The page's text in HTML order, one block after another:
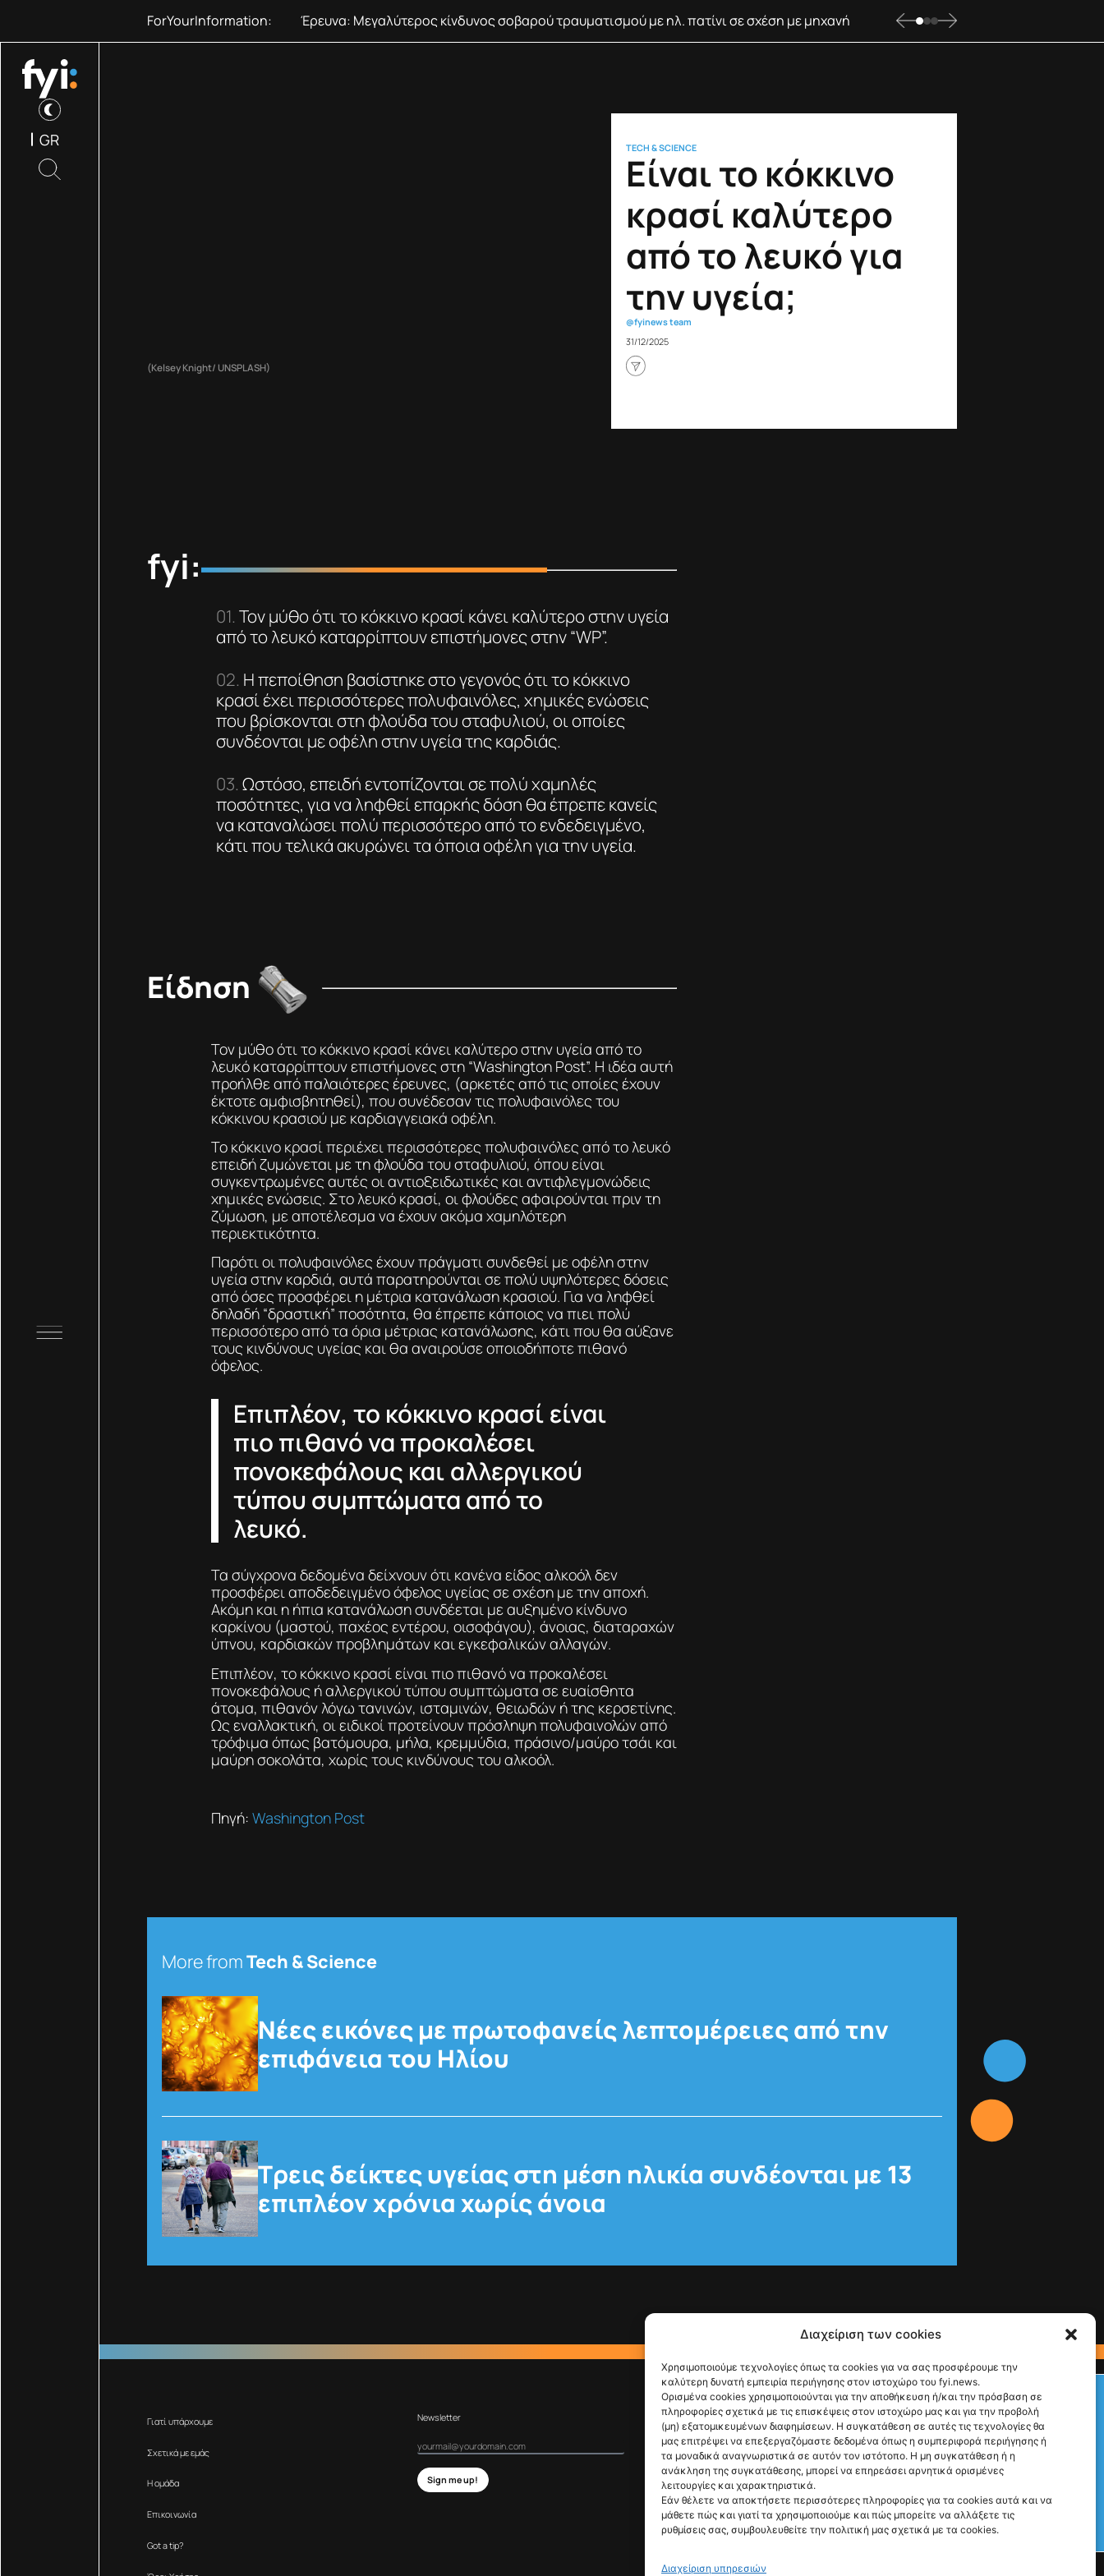
Διαχείριση των cookies
Χρησιμοποιούμε τεχνολογίες όπως τα cookies για να σας προσφέρουμε την
καλύτερη δυνατή εμπειρία περιήγησης στον ιστοχώρο του fyi.news.
Ορισμένα cookies χρησιμοποιούνται για την αποθήκευση ή/και την πρόσβαση σε
πληροφορίες σχετικά με τις επισκέψεις στον ιστοχώρο μας και για την προβολή
(μη) εξατομικευμένων διαφημίσεων. Η συγκατάθεση σε αυτές τις τεχνολογίες θα
μας επιτρέψει να επεξεργαζόμαστε δεδομένα όπως η συμπεριφορά περιήγησης ή
τα μοναδικά αναγνωριστικά σε αυτόν τον ιστότοπο. Η μη συγκατάθεση ή η
ανάκληση της συγκατάθεσης, μπορεί να επηρεάσει αρνητικά ορισμένες
λειτουργίες και χαρακτηριστικά.
Εάν θέλετε να αποκτήσετε περισσότερες πληροφορίες για τα cookies αυτά και να
μάθετε πώς και γιατί τα χρησιμοποιούμε και πώς μπορείτε να αλλάξετε τις
ρυθμίσεις σας, συμβουλευθείτε την πολιτική μας σχετικά με τα cookies.
Διαχείριση υπηρεσιών
Check This!
Γιατί Υπάρχουμε
GR
ForYourInformation: Έρευνα: Μεγαλύτερος κίνδυνος σοβαρού τραυματισμού με ηλ. πατίνι σε σχέση με μηχανή
(Kelsey Knight/ UNSPLASH)
TECH & SCIENCE
Είναι το κόκκινο
κρασί καλύτερο
από το λευκό για
την υγεία;
@fyinews team
31/12/2025
fyi:
Τον μύθο ότι το κόκκινο κρασί κάνει καλύτερο στην υγεία
από το λευκό καταρρίπτουν επιστήμονες στην “WP”.
Η πεποίθηση βασίστηκε στο γεγονός ότι το κόκκινο
κρασί έχει περισσότερες πολυφαινόλες, χημικές ενώσεις
που βρίσκονται στη φλούδα του σταφυλιού, οι οποίες
συνδέονται με οφέλη στην υγεία της καρδιάς.
Ωστόσο, επειδή εντοπίζονται σε πολύ χαμηλές
ποσότητες, για να ληφθεί επαρκής δόση θα έπρεπε κανείς
να καταναλώσει πολύ περισσότερο από το ενδεδειγμένο,
κάτι που τελικά ακυρώνει τα όποια οφέλη για την υγεία.
Είδηση
Τον μύθο ότι το κόκκινο κρασί κάνει καλύτερο στην υγεία από το
λευκό καταρρίπτουν επιστήμονες στη “Washington Post”. Η ιδέα αυτή
προήλθε από παλαιότερες έρευνες, (αρκετές από τις οποίες έχουν
έκτοτε αμφισβητηθεί), που συνέδεσαν τις πολυφαινόλες του
κόκκινου κρασιού με καρδιαγγειακά οφέλη.
Το κόκκινο κρασί περιέχει περισσότερες πολυφαινόλες από το λευκό
επειδή ζυμώνεται με τη φλούδα του σταφυλιού, όπου είναι
συγκεντρωμένες αυτές οι αντιοξειδωτικές και αντιφλεγμονώδεις
χημικές ενώσεις. Στο λευκό κρασί, οι φλούδες αφαιρούνται πριν τη
ζύμωση, με αποτέλεσμα να έχουν ακόμα χαμηλότερη
περιεκτικότητα.
Παρότι οι πολυφαινόλες έχουν πράγματι συνδεθεί με οφέλη στην
υγεία στην καρδιά, αυτά παρατηρούνται σε πολύ υψηλότερες δόσεις
από όσες προσφέρει η μέτρια κατανάλωση κρασιού. Για να ληφθεί
δηλαδή “δραστική” ποσότητα, θα έπρεπε κάποιος να πιει πολύ
περισσότερο από τα όρια μέτριας κατανάλωσης, κάτι που θα αύξανε
τους κινδύνους υγείας και θα αναιρούσε οποιοδήποτε πιθανό
όφελος.
Επιπλέον, το κόκκινο κρασί είναι
πιο πιθανό να προκαλέσει
πονοκεφάλους και αλλεργικού
τύπου συμπτώματα από το
λευκό.
Τα σύγχρονα δεδομένα δείχνουν ότι κανένα είδος αλκοόλ δεν
προσφέρει αποδεδειγμένο όφελος υγείας σε σχέση με την αποχή.
Ακόμη και η ήπια κατανάλωση συνδέεται με αυξημένο κίνδυνο
καρκίνου (μαστού, παχέος εντέρου, οισοφάγου), άνοιας, διαταραχών
ύπνου, καρδιακών προβλημάτων και εγκεφαλικών αλλαγών.
Επιπλέον, το κόκκινο κρασί είναι πιο πιθανό να προκαλέσει
πονοκεφάλους ή αλλεργικού τύπου συμπτώματα σε ευαίσθητα
άτομα, πιθανόν λόγω τανινών, ισταμινών, θειωδών ή της κερσετίνης.
Ως εναλλακτική, οι ειδικοί προτείνουν πρόσληψη πολυφαινολών από
τρόφιμα όπως βατόμουρα, μήλα, κρεμμύδια, πράσινο/μαύρο τσάι και
μαύρη σοκολάτα, χωρίς τους κινδύνους του αλκοόλ.
Πηγή:Washington Post
More fromTech & Science
Νέες εικόνες με πρωτοφανείς λεπτομέρειες από την
επιφάνεια του Ηλίου
Τρεις δείκτες υγείας στη μέση ηλικία συνδέονται με 13
επιπλέον χρόνια χωρίς άνοια
Γιατί υπάρχουμε
Σχετικά με εμάς
Η ομάδα
Επικοινωνία
Got a tip?
Newsletter
Sign me up!
Ακολούθησέ μας